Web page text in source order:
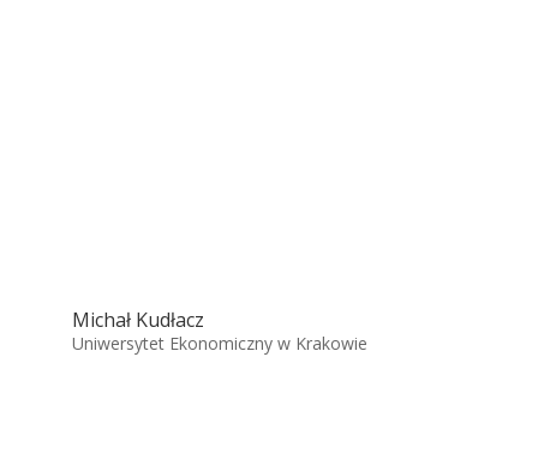
Michał Kudłacz
Uniwersytet Ekonomiczny w Krakowie